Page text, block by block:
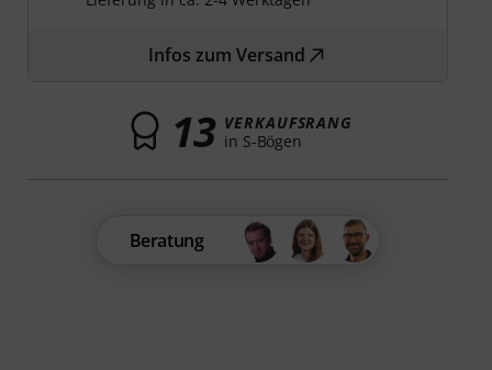
Infos zum Versand
13 VERKAUFSRANG
in S-Bögen
Beratung